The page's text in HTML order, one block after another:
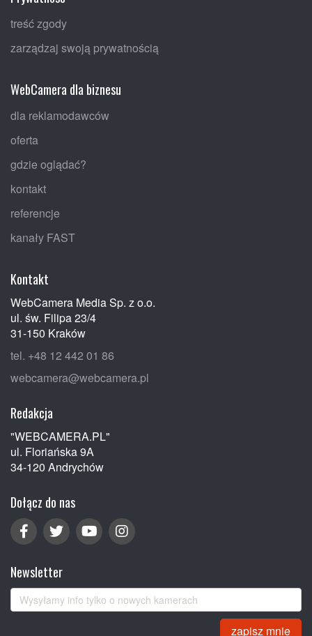
treść zgody
zarządzaj swoją prywatnością
WebCamera dla biznesu
dla reklamodawców
oferta
gdzie oglądać?
kontakt
referencje
kanały FAST
Kontakt
WebCamera Media Sp. z o.o.
ul. św. Filipa 23/4
31-150 Kraków
tel. +48 12 442 01 86
webcamera@webcamera.pl
Redakcja
"WEBCAMERA.PL"
ul. Floriańska 9A
34-120 Andrychów
Dołącz do nas
Newsletter
zapisz mnie